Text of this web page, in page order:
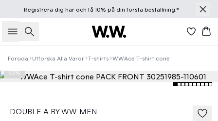
Registrera dig häroch få 10% på din första beställning.*
Sök
Försida Utforska Alla Varor T-shirts WWAce T-shirt cone
50%
DOUBLE A BY W.W. MEN